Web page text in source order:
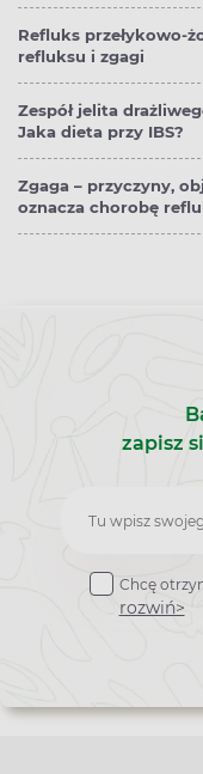
Refluks przełykowo-
refluksu i zgagi
Zespół jelita
Jaka dieta przy IBS?
Zgaga – przyczyny,
oznacza chorobę
zapisz
Zapisz
do
Chcę
rozwiń>